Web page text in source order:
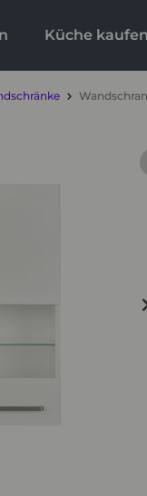
Küche kaufen